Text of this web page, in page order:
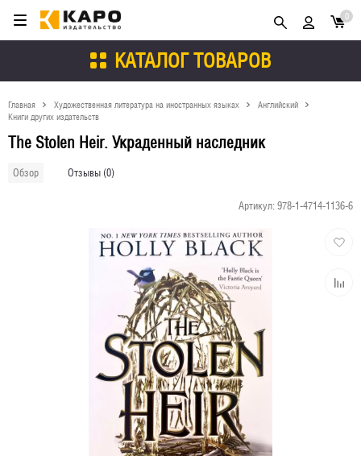
КАТАЛОГ ТОВАРОВ
0
Главная Художественная литература на иностранных языках
Английский
Книги других издательств
The Stolen Heir. Украденный наследник
Обзор Отзывы (0)
Артикул: 978-1-4714-1136-6